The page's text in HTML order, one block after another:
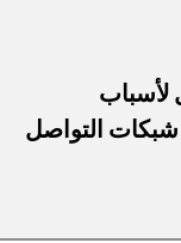
لأسباب
التواصل